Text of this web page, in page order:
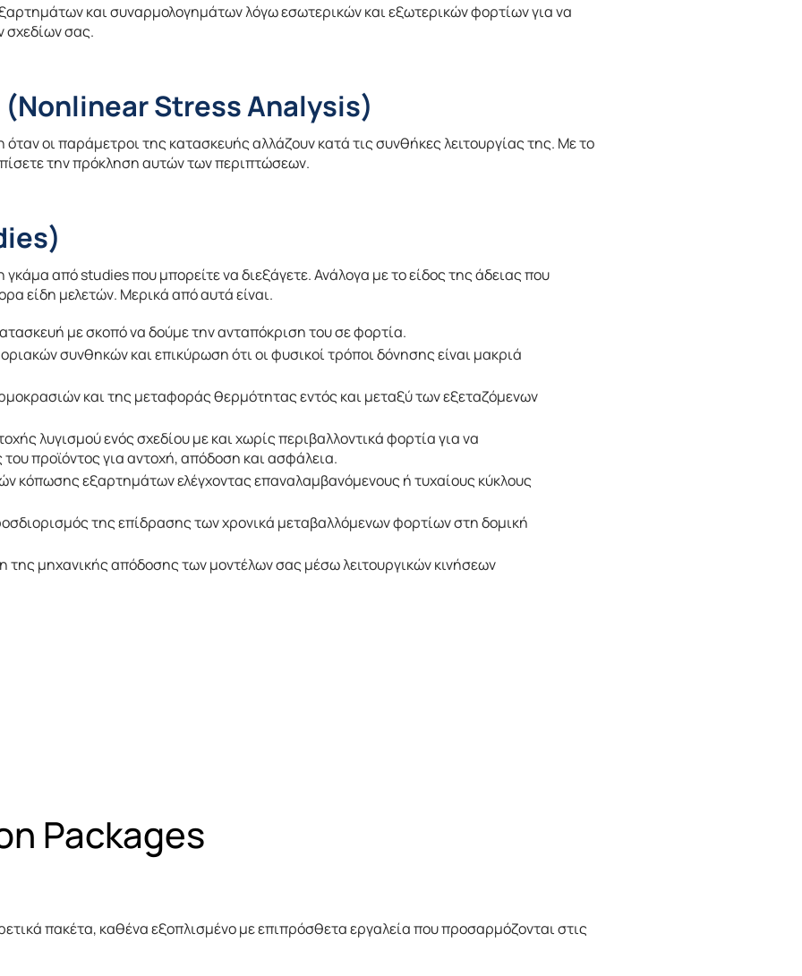
και συναρμολογημάτων λόγω εσωτερικών και εξωτερικών φορτίων για να
σχεδίων σας.
Stress Analysis)
οι παράμετροι της κατασκευής αλλάζουν κατά τις συνθήκες λειτουργίας της. Με το
την πρόκληση αυτών των περιπτώσεων.
από studies που μπορείτε να διεξάγετε. Ανάλογα με το είδος της άδειας που
είδη μελετών. Μερικά από αυτά είναι.
με σκοπό να δούμε την ανταπόκριση του σε φορτία.
συνθηκών και επικύρωση ότι οι φυσικοί τρόποι δόνησης είναι μακριά
και της μεταφοράς θερμότητας εντός και μεταξύ των εξεταζόμενων
λυγισμού ενός σχεδίου με και χωρίς περιβαλλοντικά φορτία για να
του προϊόντος για αντοχή, απόδοση και ασφάλεια.
κόπωσης εξαρτημάτων ελέγχοντας επαναλαμβανόμενους ή τυχαίους κύκλους
της επίδρασης των χρονικά μεταβαλλόμενων φορτίων στη δομική
της μηχανικής απόδοσης των μοντέλων σας μέσω λειτουργικών κινήσεων
Packages
πακέτα, καθένα εξοπλισμένο με επιπρόσθετα εργαλεία που προσαρμόζονται στις